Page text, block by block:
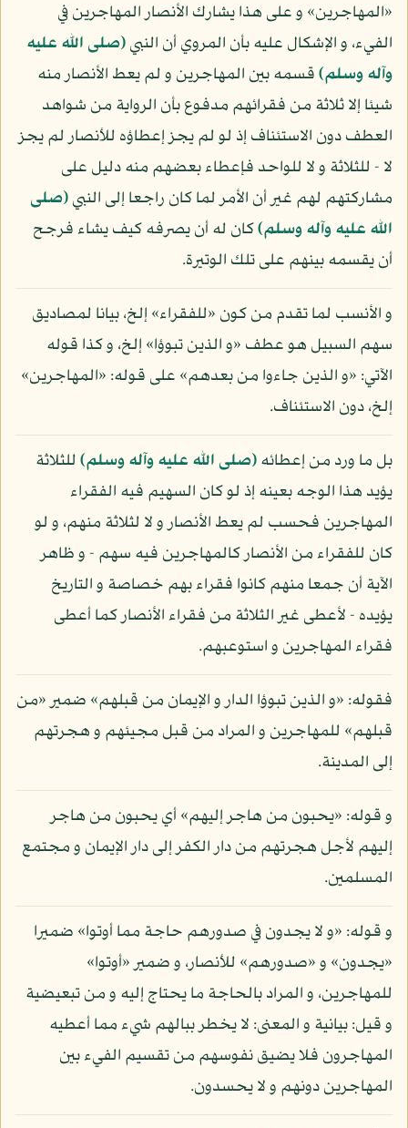
«المهاجرين» و على هذا يشارك الأنصار المهاجرين في
الفيء، و الإشكال عليه بأن المروي أن النبي(صلى الله عليه
وآله وسلم)قسمه بين المهاجرين و لم يعط الأنصار منه
شيئا إلا ثلاثة من فقرائهم مدفوع بأن الرواية من شواهد
العطف دون الاستئناف إذ لو لم يجز إعطاؤه للأنصار لم يجز
لا - للثلاثة و لا للواحد فإعطاء بعضهم منه دليل على
مشاركتهم لهم غير أن الأمر لما كان راجعا إلى النبي(صلى
الله عليه وآله وسلم)كان له أن يصرفه كيف يشاء فرجح
أن يقسمه بينهم على تلك الوتيرة.
و الأنسب لما تقدم من كون «للفقراء» إلخ، بيانا لمصاديق
سهم السبيل هو عطف «و الذين تبوؤا» إلخ، و كذا قوله
الآتي: «و الذين جاءوا من بعدهم» على قوله: «المهاجرين»
إلخ، دون الاستئناف.
بل ما ورد من إعطائه(صلى الله عليه وآله وسلم)للثلاثة
يؤيد هذا الوجه بعينه إذ لو كان السهيم فيه الفقراء
المهاجرين فحسب لم يعط الأنصار و لا لثلاثة منهم، و لو
كان للفقراء من الأنصار كالمهاجرين فيه سهم - و ظاهر
الآية أن جمعا منهم كانوا فقراء بهم خصاصة و التاريخ
يؤيده - لأعطى غير الثلاثة من فقراء الأنصار كما أعطى
فقراء المهاجرين و استوعبهم.
فقوله: «و الذين تبوؤا الدار و الإيمان من قبلهم» ضمير «من
قبلهم» للمهاجرين و المراد من قبل مجيئهم و هجرتهم
إلى المدينة.
و قوله: «يحبون من هاجر إليهم» أي يحبون من هاجر
إليهم لأجل هجرتهم من دار الكفر إلى دار الإيمان و مجتمع
المسلمين.
و قوله: «و لا يجدون في صدورهم حاجة مما أوتوا» ضميرا
«يجدون» و «صدورهم» للأنصار، و ضمير «أوتوا»
للمهاجرين، و المراد بالحاجة ما يحتاج إليه و من تبعيضية
و قيل: بيانية و المعنى: لا يخطر ببالهم شيء مما أعطيه
المهاجرون فلا يضيق نفوسهم من تقسيم الفيء بين
المهاجرين دونهم و لا يحسدون.